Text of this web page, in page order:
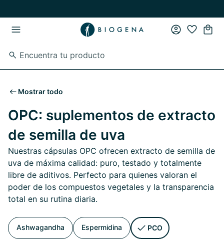
Mostrar todo
OPC: suplementos de extracto
de semilla de uva
Nuestras cápsulas OPC ofrecen extracto de semilla de
uva de máxima calidad: puro, testado y totalmente
libre de aditivos. Perfecto para quienes valoran el
poder de los compuestos vegetales y la transparencia
total en su rutina diaria.
Ashwagandha Espermidina PCO